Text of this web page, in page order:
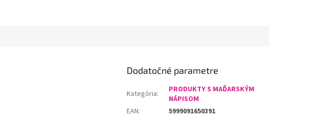
Dodatočné parametre
Kategória:
PRODUKTY S MAĎARSKÝM
NÁPISOM
EAN: 5999091650391